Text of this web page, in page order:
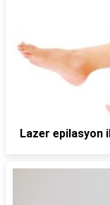
Lazer epilasyon